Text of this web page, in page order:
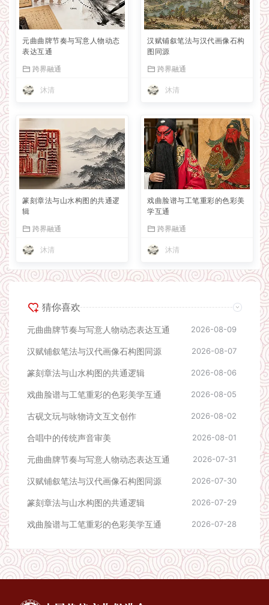
元曲曲牌节奏与写意人物动态
表达互通
跨界融通
沐清
汉赋铺叙笔法与汉代画像石构
图同源
跨界融通
沐清
篆刻章法与山水构图的共通逻
辑
跨界融通
沐清
戏曲脸谱与工笔重彩的色彩美
学互通
跨界融通
沐清
猜你喜欢
元曲曲牌节奏与写意人物动态表达互通 2026-08-09
汉赋铺叙笔法与汉代画像石构图同源 2026-08-07
篆刻章法与山水构图的共通逻辑 2026-08-06
戏曲脸谱与工笔重彩的色彩美学互通 2026-08-05
古砚文玩与咏物诗文互文创作 2026-08-02
合唱中的传统声音审美 2026-08-01
元曲曲牌节奏与写意人物动态表达互通 2026-07-31
汉赋铺叙笔法与汉代画像石构图同源 2026-07-30
篆刻章法与山水构图的共通逻辑 2026-07-29
戏曲脸谱与工笔重彩的色彩美学互通 2026-07-28